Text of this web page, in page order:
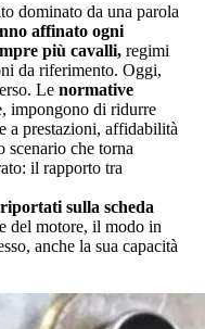
dominato da una parola
affinato ogni
più cavalli, regimi
da riferimento. Oggi,
Le normative
impongono di ridurre
a prestazioni, affidabilità
scenario che torna
il rapporto tra
sulla scheda
del motore, il modo in
anche la sua capacità